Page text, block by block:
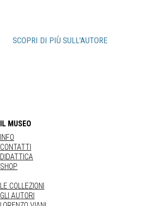
SCOPRI DI PIÙ SULL'AUTORE
IL MUSEO
INFO
CONTATTI
DIDATTICA
SHOP
LE COLLEZIONI
GLI AUTORI